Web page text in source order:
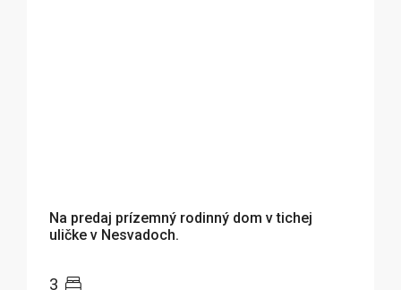
Na predaj prízemný rodinný dom v tichej
uličke v Nesvadoch.
3